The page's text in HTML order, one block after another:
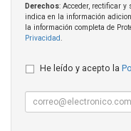
Derechos: Acceder, rectificar y
indica en la información
la información completa de
Privacidad
He leído y acepto la